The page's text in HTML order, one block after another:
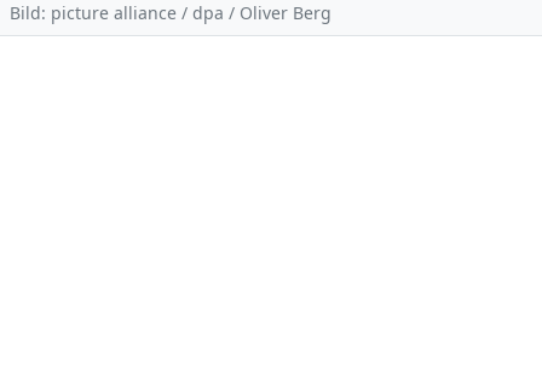
Bild: picture alliance / dpa / Oliver Berg